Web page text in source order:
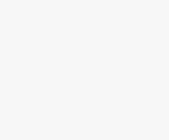
pessoas não devem
continua dizendo que
Deus, desde que a
sempre está muito
Ou seja, além de não
remete-se ao